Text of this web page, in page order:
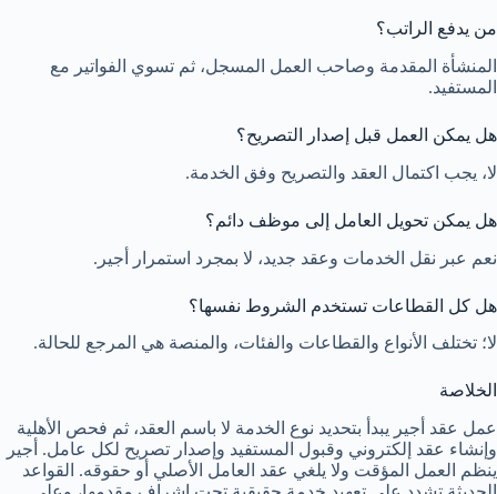
من يدفع الراتب؟
المنشأة المقدمة وصاحب العمل المسجل، ثم تسوي الفواتير مع
المستفيد.
هل يمكن العمل قبل إصدار التصريح؟
لا، يجب اكتمال العقد والتصريح وفق الخدمة.
هل يمكن تحويل العامل إلى موظف دائم؟
نعم عبر نقل الخدمات وعقد جديد، لا بمجرد استمرار أجير.
هل كل القطاعات تستخدم الشروط نفسها؟
لا؛ تختلف الأنواع والقطاعات والفئات، والمنصة هي المرجع للحالة.
الخلاصة
عمل عقد أجير يبدأ بتحديد نوع الخدمة لا باسم العقد، ثم فحص الأهلية
وإنشاء عقد إلكتروني وقبول المستفيد وإصدار تصريح لكل عامل. أجير
ينظم العمل المؤقت ولا يلغي عقد العامل الأصلي أو حقوقه. القواعد